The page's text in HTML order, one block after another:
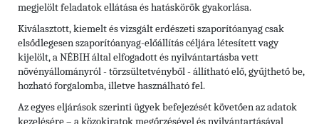
megjelölt feladatok ellátása és hatáskörök gyakorlása.
Kiválasztott, kiemelt és vizsgált erdészeti szaporítóanyag csak
elsődlegesen szaporítóanyag-előállítás céljára létesített vagy
kijelölt, a NÉBIH által elfogadott és nyilvántartásba vett
növényállományról - törzsültetvényből - állítható elő, gyűjthető be,
hozható forgalomba, illetve használható fel.
Az egyes eljárások szerinti ügyek befejezését követően az adatok
kezelésére – a közokiratok megőrzésével és nyilvántartásával